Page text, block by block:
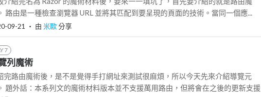
路由是一種檢查瀏覽器 URL 並將其匹配到要呈現的頁面的技術。當同一個應...
09-21 ‧ 由 米歐分享
7
列魔術
完路由魔術後，是不是覺得手打網址來測試很麻煩，所以今天先來介紹導覽元
題外話：本系列文的魔術材料版本並不支援萬用路由，但將會在之後的更新支援